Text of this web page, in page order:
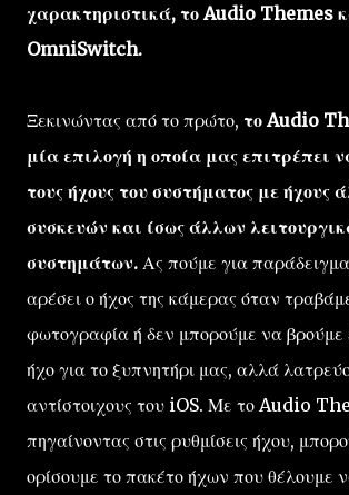
χαρακτηριστικά, το Audio Themes
OmniSwitch.
Ξεκινώντας από το πρώτο, το Audio
μία επιλογή η οποία μας επιτρέπει
τους ήχους του συστήματος με ήχους
συσκευών και ίσως άλλων
συστημάτων. Ας πούμε για
αρέσει ο ήχος της κάμερας όταν
φωτογραφία ή δεν μπορούμε να βρούμε
ήχο για το ξυπνητήρι μας, αλλά
αντίστοιχους του iOS. Με το Audio
πηγαίνοντας στις ρυθμίσεις ήχου,
ορίσουμε το πακέτο ήχων που θέλουμε